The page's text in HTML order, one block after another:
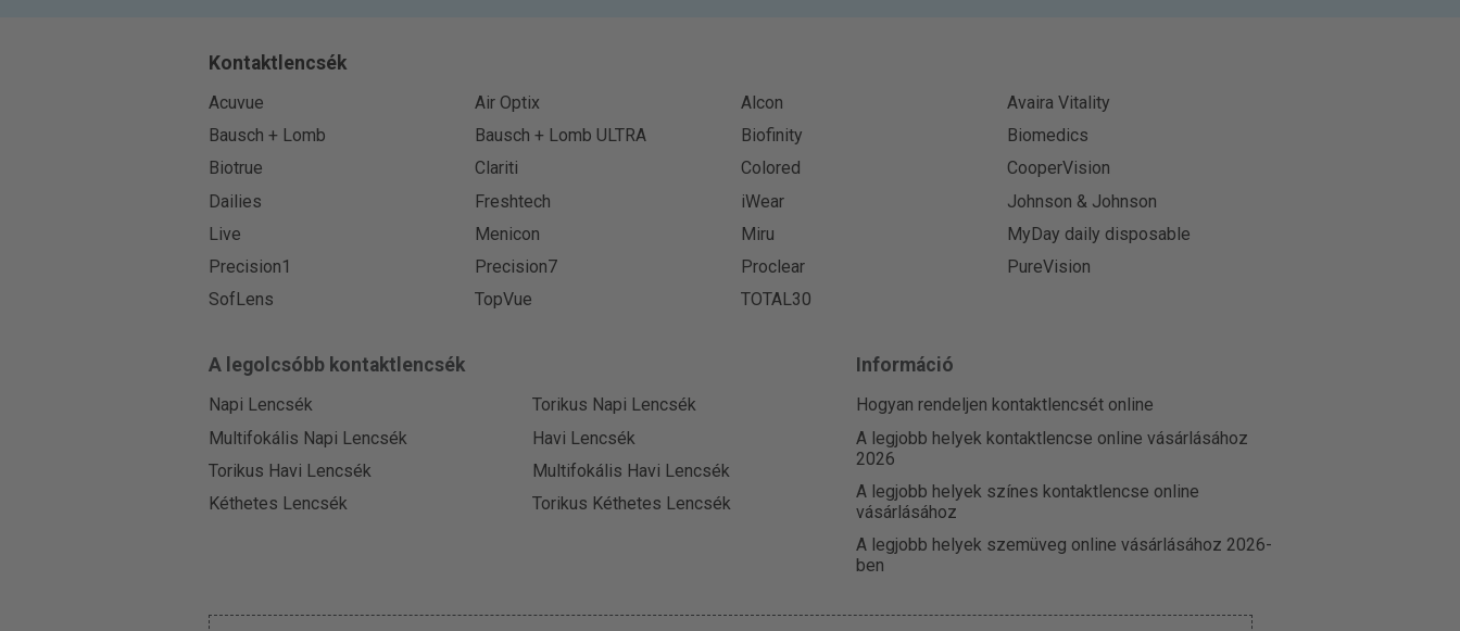
Kontaktlencsék
Acuvue Air Optix Alcon
Avaira Vitality
Bausch + Lomb
Bausch + Lomb ULTRA Biofinity
Biomedics
Biotrue
Clariti Colored
CooperVision
Dailies
Freshtech iWear
Johnson & Johnson
Live
Menicon Miru
MyDay daily disposable
Precision1
Precision7 Proclear
PureVision
SofLens
TopVue TOTAL30
A legolcsóbb kontaktlencsék
Napi Lencsék
Torikus Napi Lencsék
Multifokális Napi Lencsék
Havi Lencsék
Torikus Havi Lencsék
Multifokális Havi Lencsék
Kéthetes Lencsék
Torikus Kéthetes Lencsék
Információ
Hogyan rendeljen kontaktlencsét online
A legjobb helyek kontaktlencse online vásárlásához
2026
A legjobb helyek színes kontaktlencse online
vásárlásához
A legjobb helyek szemüveg online vásárlásához 2026-
ben